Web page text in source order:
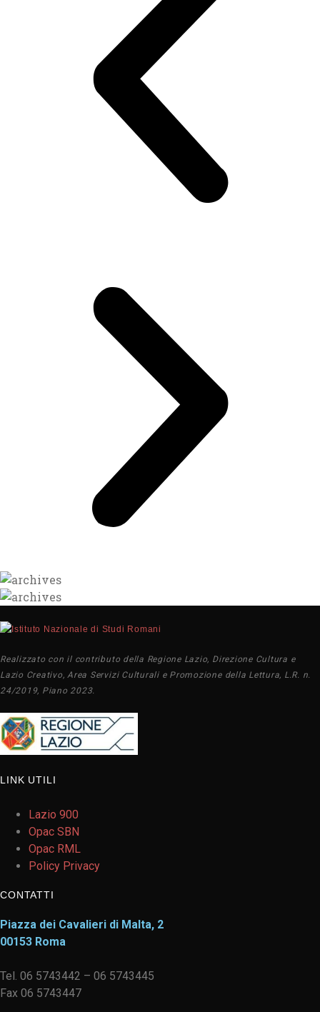
Realizzato con il contributo della Regione Lazio, Direzione Cultura e
Lazio Creativo, Area Servizi Culturali e Promozione della Lettura, L.R. n.
24/2019, Piano 2023.
LINK UTILI
Lazio 900
Opac SBN
Opac RML
Policy Privacy
CONTATTI
Piazza dei Cavalieri di Malta, 2
00153 Roma
Tel. 06 5743442 – 06 5743445
Fax 06 5743447